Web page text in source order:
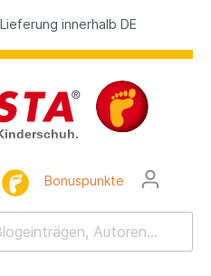
innerhalb DE
Bonuspunkte